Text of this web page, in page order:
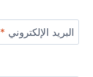
البريد الإلكتروني *